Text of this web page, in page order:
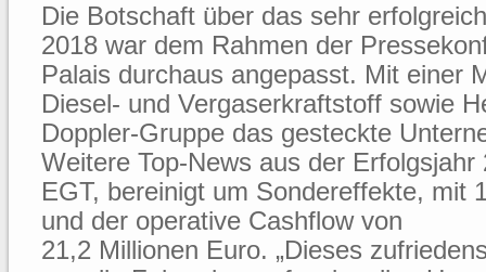
Die Botschaft über das sehr
2018 war dem Rahmen der
Palais durchaus angepasst. Mit einer
Diesel- und Vergaserkraftstoff sowie
Doppler-Gruppe das gesteckte
Weitere Top-News aus der Erfolgsjahr
EGT, bereinigt um Sondereffekte, mit
und der operative Cashflow von
21,2 Millionen Euro. „Dieses